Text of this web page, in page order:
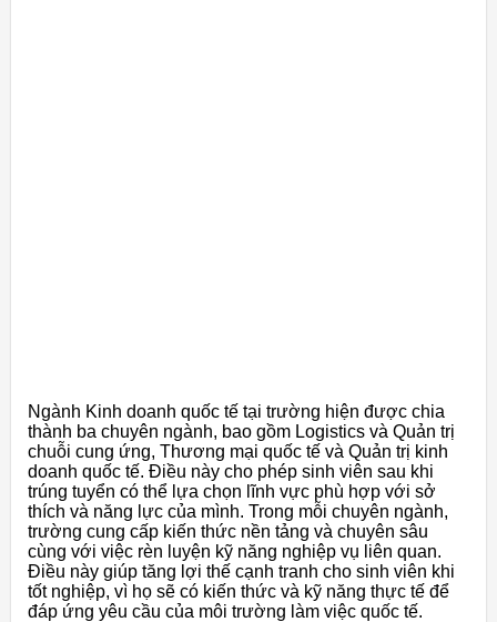
Ngành Kinh doanh quốc tế tại trường hiện được chia
thành ba chuyên ngành, bao gồm Logistics và Quản trị
chuỗi cung ứng, Thương mại quốc tế và Quản trị kinh
doanh quốc tế. Điều này cho phép sinh viên sau khi
trúng tuyển có thể lựa chọn lĩnh vực phù hợp với sở
thích và năng lực của mình. Trong mỗi chuyên ngành,
trường cung cấp kiến thức nền tảng và chuyên sâu
cùng với việc rèn luyện kỹ năng nghiệp vụ liên quan.
Điều này giúp tăng lợi thế cạnh tranh cho sinh viên khi
tốt nghiệp, vì họ sẽ có kiến thức và kỹ năng thực tế để
đáp ứng yêu cầu của môi trường làm việc quốc tế.